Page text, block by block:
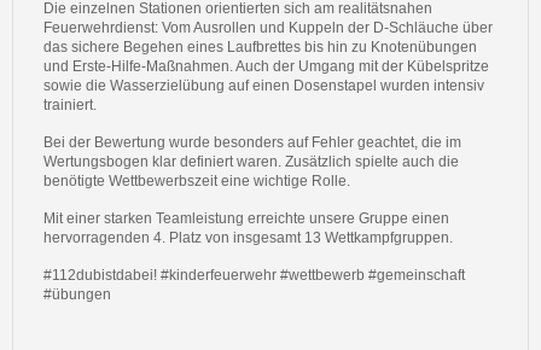
Die einzelnen Stationen orientierten sich am realitätsnahen
Feuerwehrdienst: Vom Ausrollen und Kuppeln der D-Schläuche über
das sichere Begehen eines Laufbrettes bis hin zu Knotenübungen
und Erste-Hilfe-Maßnahmen. Auch der Umgang mit der Kübelspritze
sowie die Wasserzielübung auf einen Dosenstapel wurden intensiv
trainiert.
Bei der Bewertung wurde besonders auf Fehler geachtet, die im
Wertungsbogen klar definiert waren. Zusätzlich spielte auch die
benötigte Wettbewerbszeit eine wichtige Rolle.
Mit einer starken Teamleistung erreichte unsere Gruppe einen
hervorragenden 4. Platz von insgesamt 13 Wettkampfgruppen.
#112dubistdabei! #kinderfeuerwehr #wettbewerb #gemeinschaft
#übungen